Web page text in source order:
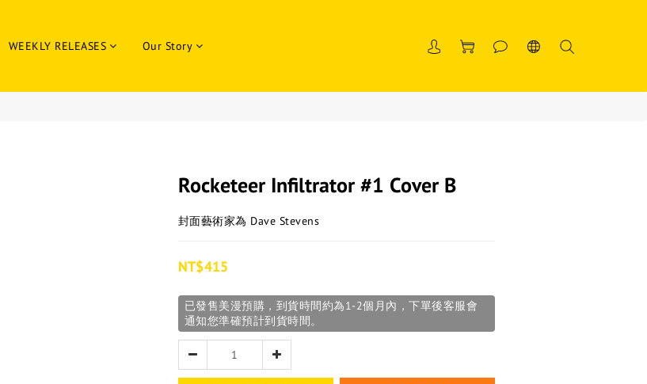
WEEKLY RELEASES Our Story
Rocketeer Infiltrator #1 Cover B
封面藝術家為 Dave Stevens
NT$415
已發售美漫預購，到貨時間約為1-2個月內，下單後客服會
通知您準確預計到貨時間。